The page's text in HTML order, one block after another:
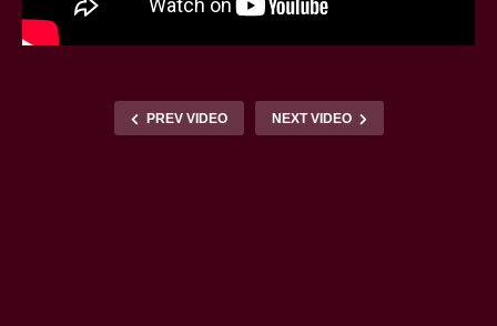
PREV VIDEO NEXT VIDEO